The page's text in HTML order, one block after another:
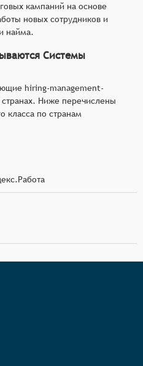
кампаний на основе
новых сотрудников и
найма.
Системы
hiring-management-
Ниже перечислены
класса по странам